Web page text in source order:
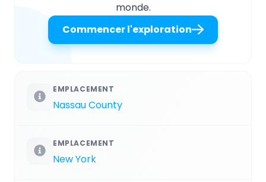
monde.
Commencer l'exploration
EMPLACEMENT
Nassau County
EMPLACEMENT
New York